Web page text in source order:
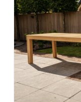
Geplaatst op 20
Fantastische
Hans
Geplaatst op 25
Prima service